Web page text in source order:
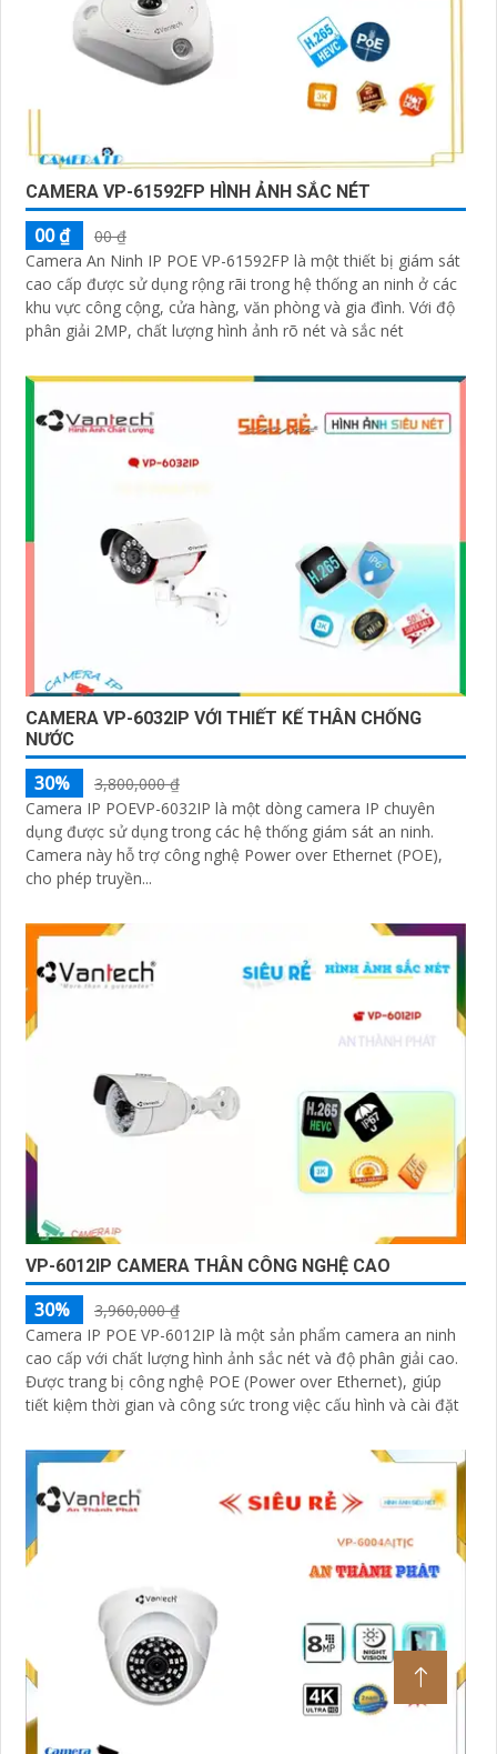
CAMERA VP-61592FP HÌNH ẢNH SẮC NÉT
00 ₫
00 ₫
Camera An Ninh IP POE VP-61592FP là một thiết bị giám sát
cao cấp được sử dụng rộng rãi trong hệ thống an ninh ở các
khu vực công cộng, cửa hàng, văn phòng và gia đình. Với độ
phân giải 2MP, chất lượng hình ảnh rõ nét và sắc nét
CAMERA VP-6032IP VỚI THIẾT KẾ THÂN CHỐNG
NƯỚC
30%
3,800,000 ₫
Camera IP POEVP-6032IP là một dòng camera IP chuyên
dụng được sử dụng trong các hệ thống giám sát an ninh.
Camera này hỗ trợ công nghệ Power over Ethernet (POE),
cho phép truyền...
VP-6012IP CAMERA THÂN CÔNG NGHỆ CAO
30%
3,960,000 ₫
Camera IP POE VP-6012IP là một sản phẩm camera an ninh
cao cấp với chất lượng hình ảnh sắc nét và độ phân giải cao.
Được trang bị công nghệ POE (Power over Ethernet), giúp
tiết kiệm thời gian và công sức trong việc cấu hình và cài đặt